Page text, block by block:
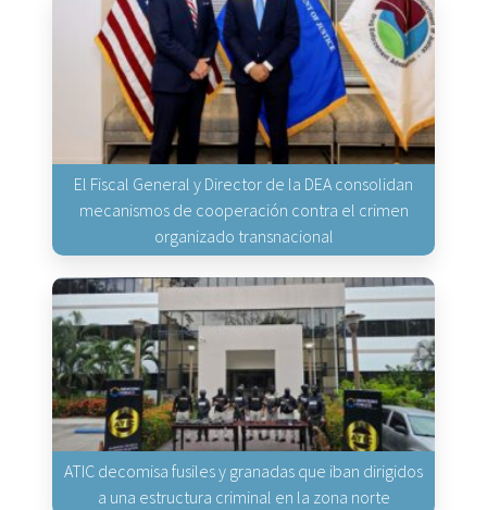
El Fiscal General y Director de la DEA consolidan
mecanismos de cooperación contra el crimen
organizado transnacional
ATIC decomisa fusiles y granadas que iban dirigidos
a una estructura criminal en la zona norte